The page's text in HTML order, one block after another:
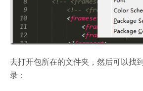
去打开包所在的文件夹，然后可以找
录：